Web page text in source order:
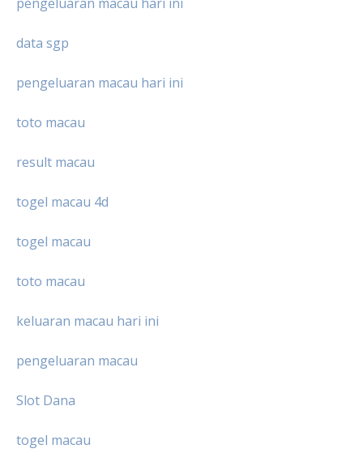
data sgp
pengeluaran macau hari ini
toto macau
result macau
togel macau 4d
togel macau
toto macau
keluaran macau hari ini
pengeluaran macau
Slot Dana
togel macau